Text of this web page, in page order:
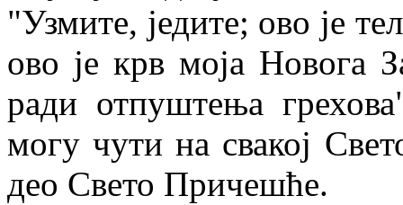
"Узмите, једите; ово је
ово је крв моја Новога
ради отпуштења
могу чути на свакој
део Свето Причешће.